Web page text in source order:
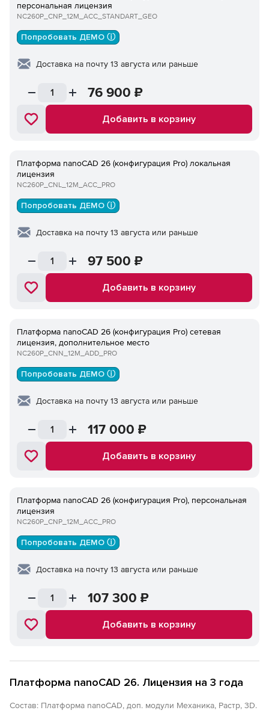
персональная лицензия
NC260P_CNP_12M_ACC_STANDART_GEO
Попробовать ДЕМО ⓘ
Доставка на почту 13 августа или раньше
76 900 ₽
Добавить в корзину
Платформа nanoCAD 26 (конфигурация Pro) локальная
лицензия
NC260P_CNL_12M_ACC_PRO
Попробовать ДЕМО ⓘ
Доставка на почту 13 августа или раньше
97 500 ₽
Добавить в корзину
Платформа nanoCAD 26 (конфигурация Pro) сетевая
лицензия, дополнительное место
NC260P_CNN_12M_ADD_PRO
Попробовать ДЕМО ⓘ
Доставка на почту 13 августа или раньше
117 000 ₽
Добавить в корзину
Платформа nanoCAD 26 (конфигурация Pro), персональная
лицензия
NC260P_CNP_12M_ACC_PRO
Попробовать ДЕМО ⓘ
Доставка на почту 13 августа или раньше
107 300 ₽
Добавить в корзину
Платформа nanoCAD 26. Лицензия на 3 года
Состав: Платформа nanoCAD, доп. модули Механика, Растр, 3D.